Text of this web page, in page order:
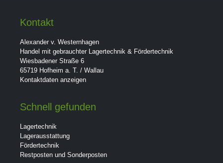
Kontakt
Alexander v. Westernhagen
Handel mit gebrauchter Lagertechnik & Fördertechnik
Wiesbadener Straße 6
65719 Hofheim a. T. / Wallau
Kontaktdaten anzeigen
Schnell gefunden
Lagertechnik
Lagerausstattung
Fördertechnik
Restposten und Sonderposten